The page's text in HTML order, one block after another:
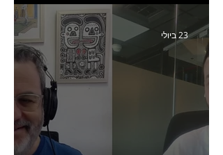
Humanz ישראל
23 ביולי